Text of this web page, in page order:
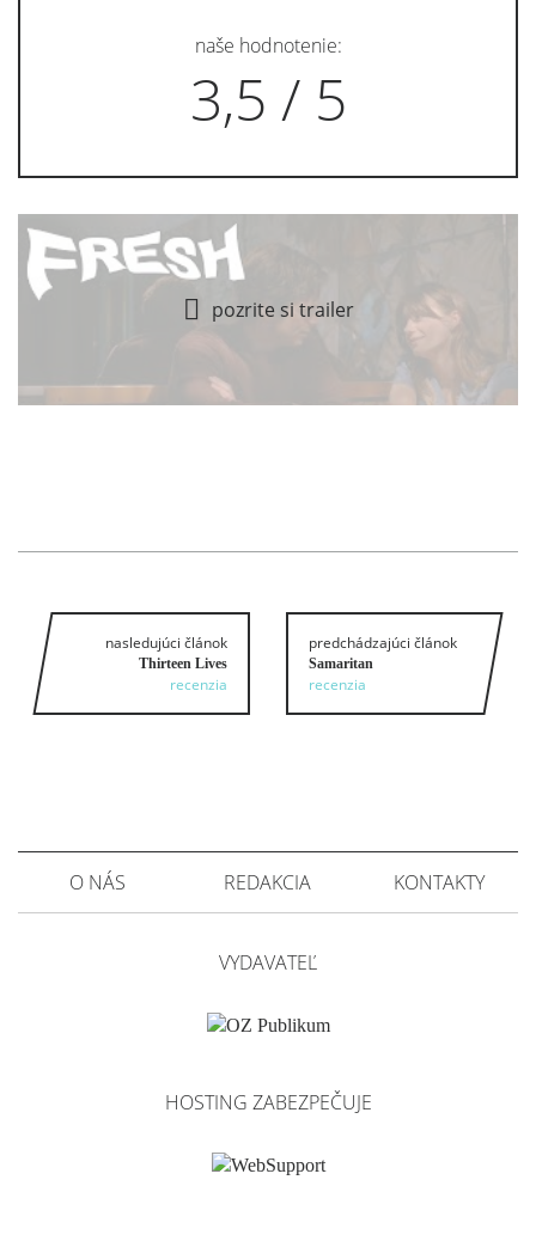
naše hodnotenie:
3,5 / 5
pozrite si trailer
nasledujúci článok
Thirteen Lives
recenzia
predchádzajúci článok
Samaritan
recenzia
O NÁS REDAKCIA KONTAKTY
VYDAVATEĽ
HOSTING ZABEZPEČUJE